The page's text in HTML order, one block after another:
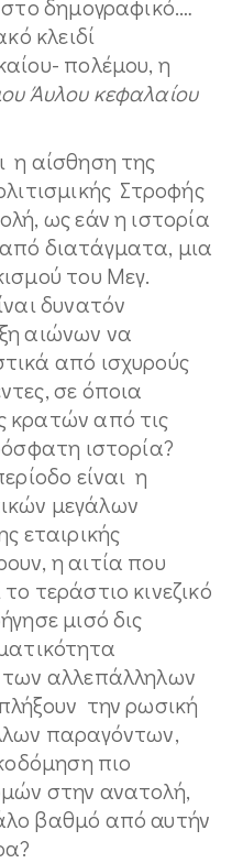
δημογραφικό.…
κλειδί
πολέμου, η
Άυλου κεφαλαίου
η αίσθηση της
Στροφής
ως εάν η ιστορία
διατάγματα, μια
του Μεγ.
δυνατόν
αιώνων να
από ισχυρούς
σε όποια
κρατών από τις
ιστορία?
είναι η
μεγάλων
εταιρικής
η αιτία που
τεράστιο κινεζικό
μισό δις
αλλεπάλληλων
την ρωσική
παραγόντων,
πιο
στην ανατολή,
βαθμό από αυτήν